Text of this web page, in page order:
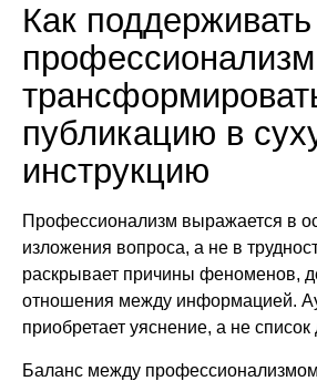
Как поддерживать
публикацию в
инструкцию
Профессионализм выражается в
изложения вопроса, а не в
раскрывает причины феноменов,
отношения между информацией.
приобретает уяснение, а не список
Баланс между